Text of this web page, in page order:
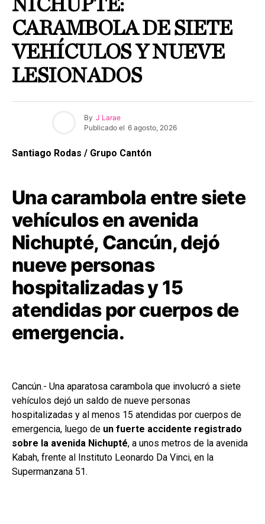
NICHUPTÉ:
CARAMBOLA DE SIETE
VEHÍCULOS Y NUEVE
LESIONADOS
By J Larae
Publicado el 6 agosto, 2026
Santiago Rodas / Grupo Cantón
Una carambola entre siete
vehículos en avenida
Nichupté, Cancún, dejó
nueve personas
hospitalizadas y 15
atendidas por cuerpos de
emergencia.
Cancún.- Una aparatosa carambola que involucró a siete
vehículos dejó un saldo de nueve personas
hospitalizadas y al menos 15 atendidas por cuerpos de
emergencia, luego de un fuerte accidente registrado
sobre la avenida Nichupté, a unos metros de la avenida
Kabah, frente al Instituto Leonardo Da Vinci, en la
Supermanzana 51.